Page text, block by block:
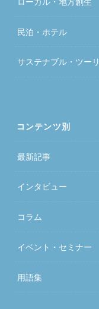
民泊・ホテル
サステナブル・ツー
コンテンツ別
最新記事
インタビュー
コラム
イベント・セミナー
用語集